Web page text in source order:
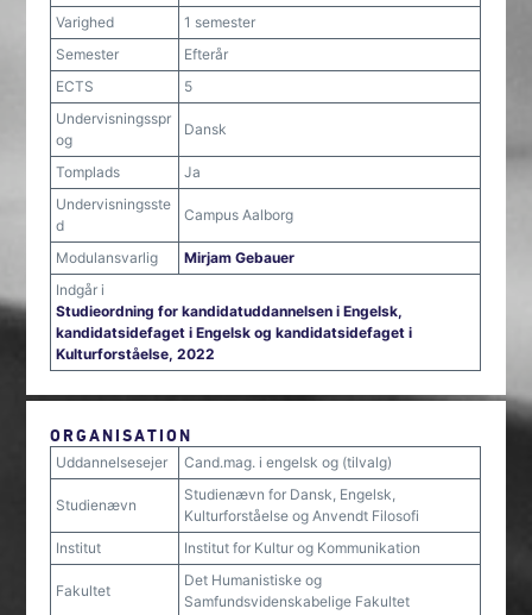
Varighed
1 semester
Semester
Efterår
ECTS
5
Undervisningsspr
og
Dansk
Tomplads
Ja
Undervisningsste
d
Campus Aalborg
Modulansvarlig
Mirjam Gebauer
Indgår i
Studieordning for kandidatuddannelsen i Engelsk,
kandidatsidefaget i Engelsk og kandidatsidefaget i
Kulturforståelse, 2022
ORGANISATION
Uddannelsesejer Cand.mag. i engelsk og (tilvalg)
Studienævn
Studienævn for Dansk, Engelsk,
Kulturforståelse og Anvendt Filosofi
Institut
Institut for Kultur og Kommunikation
Fakultet
Det Humanistiske og
Samfundsvidenskabelige Fakultet